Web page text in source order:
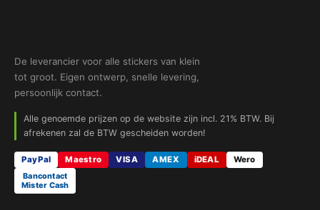
De leverancier voor alle stickers van klein
tot groot. Eigen ontwerp, snelle levering,
persoonlijk contact.
Alle genoemde prijzen op de website zijn incl. 21% BTW. Bij
afrekenen zal de BTW gescheiden worden!
PayPal Maestro VISA AMEX iDEAL
Wero
Bancontact
Mister Cash